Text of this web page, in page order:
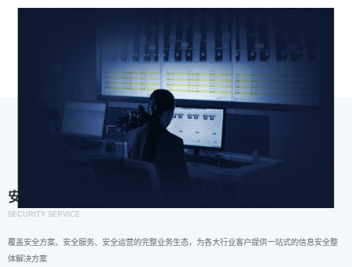
安全服务
SECURITY SERVICE
覆盖安全方案、安全服务、安全运营的完整业务生态，为各大行业客户提供一站式的信息安全整
体解决方案